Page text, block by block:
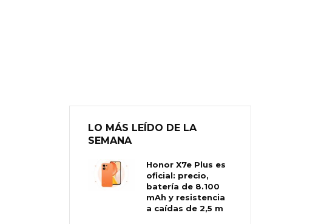
LO MÁS LEÍDO DE LA
SEMANA
Honor X7e Plus es
oficial: precio,
batería de 8.100
mAh y resistencia
a caídas de 2,5 m